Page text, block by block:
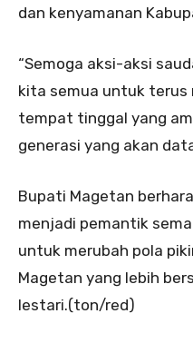
dan kenyamanan
“Semoga aksi-aksi
kita semua untuk terus
tempat tinggal yang
generasi yang akan
Bupati Magetan
menjadi pemantik
untuk merubah pola
Magetan yang lebih
lestari.(ton/red)